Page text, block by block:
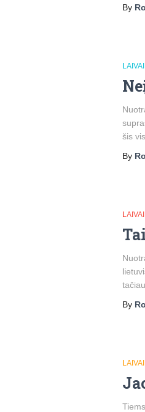
By
LAIVAI
šis
By
LAIVAI
By
LAIVAI